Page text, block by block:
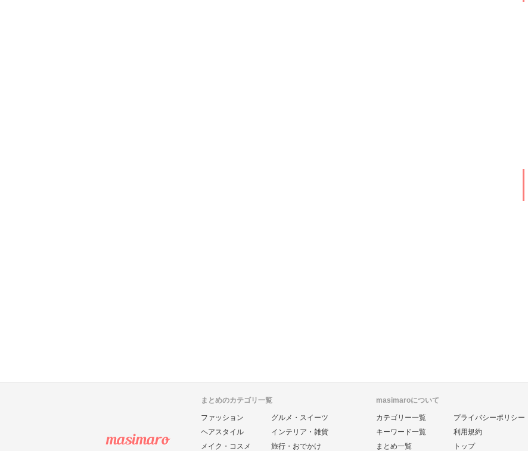
まとめのカテゴリ一覧
ファッション
ヘアスタイル
メイク・コスメ
グルメ・スイーツ
インテリア・雑貨
旅行・おでかけ
masimaroについて
カテゴリー一覧
キーワード一覧
まとめ一覧
プライバシーポリシー
利用規約
トップ